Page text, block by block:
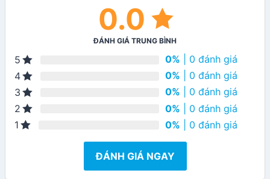
0.0
ĐÁNH GIÁ TRUNG BÌNH
5 0% | 0 đánh giá
4
0% | 0 đánh giá
3
0% | 0 đánh giá
2
0% | 0 đánh giá
1
0% | 0 đánh giá
ĐÁNH GIÁ NGAY